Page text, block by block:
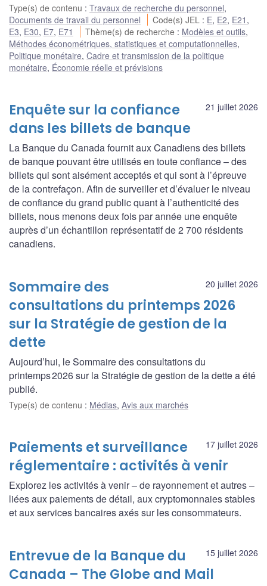
Type(s) de contenu : Travaux de recherche du personnel,
Documents de travail du personnel
Code(s) JEL : E, E2, E21 ,
E3, E30, E7, E71 Thème(s) de recherche : Modèles et outils,
Méthodes économétriques, statistiques et computationnelles,
Politique monétaire, Cadre et transmission de la politique
monétaire, Économie réelle et prévisions
21 juillet 2026
Enquête sur la confiance
dans les billets de banque
La Banque du Canada fournit aux Canadiens des billets
de banque pouvant être utilisés en toute confiance – des
billets qui sont aisément acceptés et qui sont à l’épreuve
de la contrefaçon. Afin de surveiller et d’évaluer le niveau
de confiance du grand public quant à l’authenticité des
billets, nous menons deux fois par année une enquête
auprès d’un échantillon représentatif de 2 700 résidents
canadiens.
20 juillet 2026
Sommaire des
consultations du printemps 2026
sur la Stratégie de gestion de la
dette
Aujourd’hui, le Sommaire des consultations du
printemps 2026 sur la Stratégie de gestion de la dette a été
publié.
Type(s) de contenu : Médias, Avis aux marchés
17 juillet 2026
Paiements et surveillance
réglementaire : activités à venir
Explorez les activités à venir – de rayonnement et autres –
liées aux paiements de détail, aux cryptomonnaies stables
et aux services bancaires axés sur les consommateurs.
15 juillet 2026
Entrevue de la Banque du
Canada – The Globe and Mail